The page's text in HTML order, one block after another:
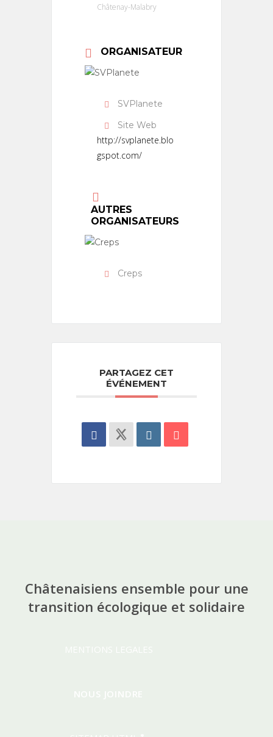
Châtenay-Malabry
ORGANISATEUR
SVPlanete
Site Web
http://svplanete.blo
gspot.com/
AUTRES
ORGANISATEURS
Creps
PARTAGEZ CET
ÉVÉNEMENT
Châtenaisiens ensemble pour une
transition écologique et solidaire